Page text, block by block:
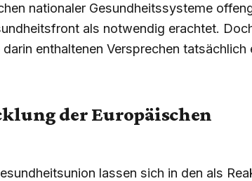
nationaler Gesundheitssysteme
als notwendig erachtet.
enthaltenen Versprechen tatsächlich
der Europäischen
lassen sich in den als